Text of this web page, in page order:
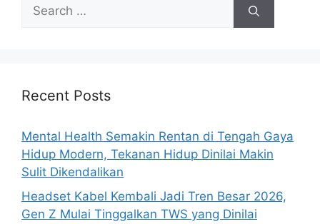
h
r
:
Recent Posts
Mental Health Semakin Rentan di Tengah Gaya
Hidup Modern, Tekanan Hidup Dinilai Makin
Sulit Dikendalikan
Headset Kabel Kembali Jadi Tren Besar 2026,
Gen Z Mulai Tinggalkan TWS yang Dinilai